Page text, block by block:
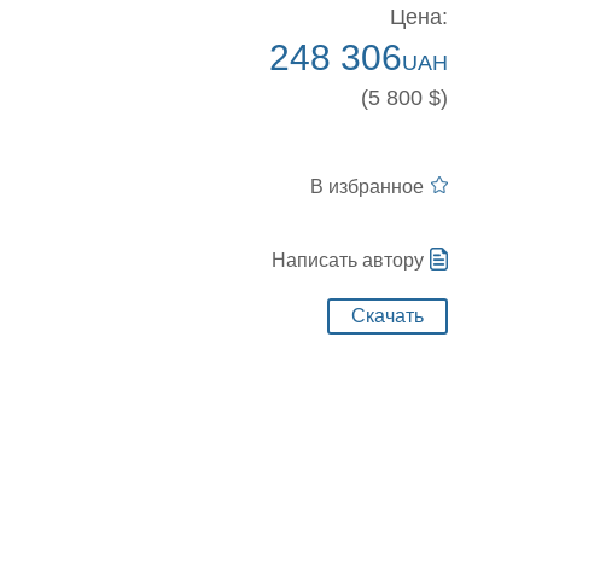
Цена:
248 306UAH
(5 800 $)
В избранное
Написать автору
Скачать